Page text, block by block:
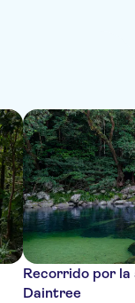
Recorrido por
Daintree